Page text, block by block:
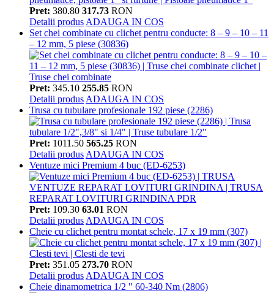
Pret: 380.80 317.73 RON
Detalii produs ADAUGA IN COS
Set chei combinate cu clichet pentru conducte: 8 – 9 – 10 – 11
– 12 mm, 5 piese (30836)
Pret: 345.10 255.85 RON
Detalii produs ADAUGA IN COS
Trusa cu tubulare profesionale 192 piese (2286)
Pret: 1011.50 565.25 RON
Detalii produs ADAUGA IN COS
Ventuze mici Premium 4 buc (ED-6253)
Pret: 109.30 63.01 RON
Detalii produs ADAUGA IN COS
Cheie cu clichet pentru montat schele, 17 x 19 mm (307)
Pret: 351.05 273.70 RON
Detalii produs ADAUGA IN COS
Cheie dinamometrica 1/2 " 60-340 Nm (2806)